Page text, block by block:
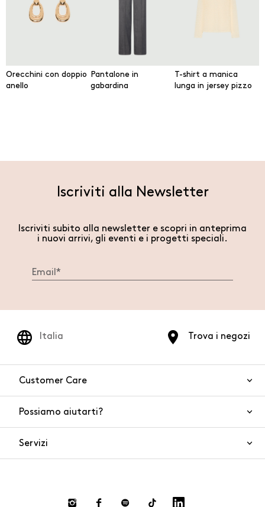
Orecchini con doppio
anello
Pantalone in
gabardina
T-shirt a manica
lunga in jersey pizzo
Iscriviti alla Newsletter
Iscriviti subito alla newsletter e scopri in anteprima
i nuovi arrivi, gli eventi e i progetti speciali.
Trova i negozi
Italia
Customer Care
Sicurezza del prodotto
Possiamo aiutarti?
Servizi
Click and collect